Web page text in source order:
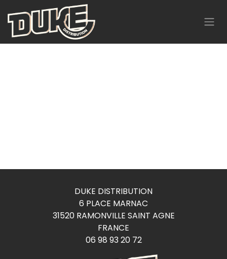
Se rendre au contenu
DUKE DISTRIBUTION
6 PLACE MARNAC
31520 RAMONVILLE SAINT AGNE
FRANCE
06 98 93 20 72